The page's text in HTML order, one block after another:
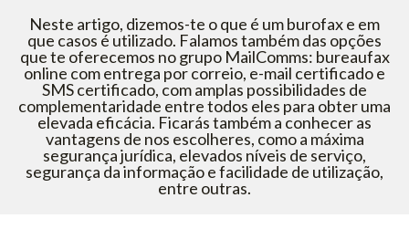
Neste artigo, dizemos-te o que é um burofax e em
que casos é utilizado. Falamos também das opções
que te oferecemos no grupo MailComms: bureaufax
online com entrega por correio, e-mail certificado e
SMS certificado, com amplas possibilidades de
complementaridade entre todos eles para obter uma
elevada eficácia. Ficarás também a conhecer as
vantagens de nos escolheres, como a máxima
segurança jurídica, elevados níveis de serviço,
segurança da informação e facilidade de utilização,
entre outras.